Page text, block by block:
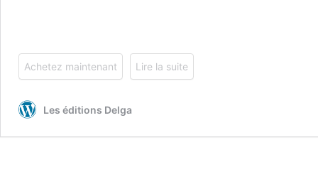
Achetez maintenant Lire la suite
Les éditions Delga